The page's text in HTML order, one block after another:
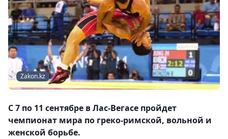
Zakon.kz
С 7 по 11 сентябре в Лас-Вегасе пройдет
чемпионат мира по греко-римской, вольной и
женской борьбе.